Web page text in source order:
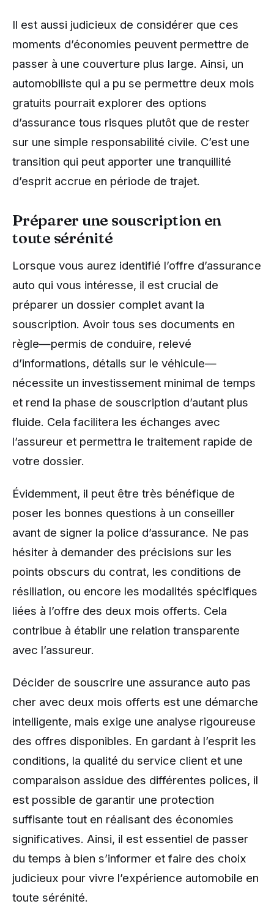
Il est aussi judicieux de considérer que ces
moments d’économies peuvent permettre de
passer à une couverture plus large. Ainsi, un
automobiliste qui a pu se permettre deux mois
gratuits pourrait explorer des options
d’assurance tous risques plutôt que de rester
sur une simple responsabilité civile. C’est une
transition qui peut apporter une tranquillité
d’esprit accrue en période de trajet.
Préparer une souscription en
toute sérénité
Lorsque vous aurez identifié l’offre d’assurance
auto qui vous intéresse, il est crucial de
préparer un dossier complet avant la
souscription. Avoir tous ses documents en
règle—permis de conduire, relevé
d’informations, détails sur le véhicule—
nécessite un investissement minimal de temps
et rend la phase de souscription d’autant plus
fluide. Cela facilitera les échanges avec
l’assureur et permettra le traitement rapide de
votre dossier.
Évidemment, il peut être très bénéfique de
poser les bonnes questions à un conseiller
avant de signer la police d’assurance. Ne pas
hésiter à demander des précisions sur les
points obscurs du contrat, les conditions de
résiliation, ou encore les modalités spécifiques
liées à l’offre des deux mois offerts. Cela
contribue à établir une relation transparente
avec l’assureur.
Décider de souscrire une assurance auto pas
cher avec deux mois offerts est une démarche
intelligente, mais exige une analyse rigoureuse
des offres disponibles. En gardant à l’esprit les
conditions, la qualité du service client et une
comparaison assidue des différentes polices, il
est possible de garantir une protection
suffisante tout en réalisant des économies
significatives. Ainsi, il est essentiel de passer
du temps à bien s’informer et faire des choix
judicieux pour vivre l’expérience automobile en
toute sérénité.